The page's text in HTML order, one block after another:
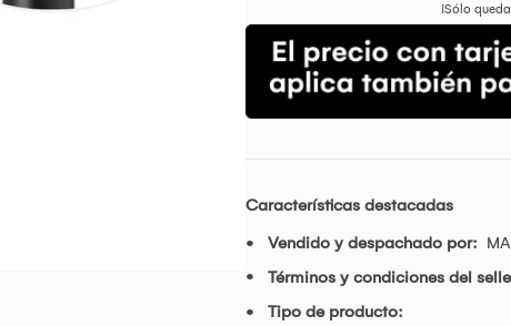
¡Sólo
Características destacadas
Vendido y despachado por:
Términos y condiciones del
Tipo de producto: